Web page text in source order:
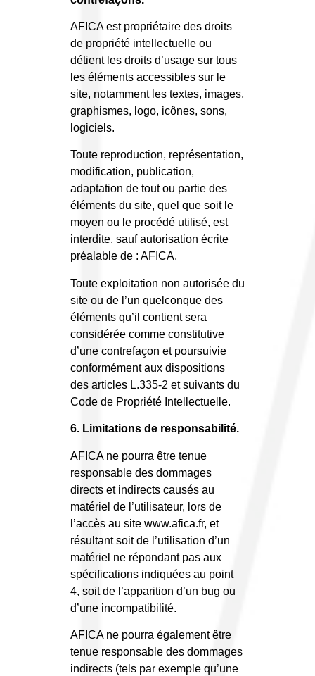
AFICA est propriétaire des droits
de propriété intellectuelle ou
détient les droits d’usage sur tous
les éléments accessibles sur le
site, notamment les textes, images,
graphismes, logo, icônes, sons,
logiciels.
Toute reproduction, représentation,
modification, publication,
adaptation de tout ou partie des
éléments du site, quel que soit le
moyen ou le procédé utilisé, est
interdite, sauf autorisation écrite
préalable de : AFICA.
Toute exploitation non autorisée du
site ou de l’un quelconque des
éléments qu’il contient sera
considérée comme constitutive
d’une contrefaçon et poursuivie
conformément aux dispositions
des articles L.335-2 et suivants du
Code de Propriété Intellectuelle.
6. Limitations de responsabilité.
AFICA ne pourra être tenue
responsable des dommages
directs et indirects causés au
matériel de l’utilisateur, lors de
l’accès au site www.afica.fr, et
résultant soit de l’utilisation d’un
matériel ne répondant pas aux
spécifications indiquées au point
4, soit de l’apparition d’un bug ou
d’une incompatibilité.
AFICA ne pourra également être
tenue responsable des dommages
indirects (tels par exemple qu’une